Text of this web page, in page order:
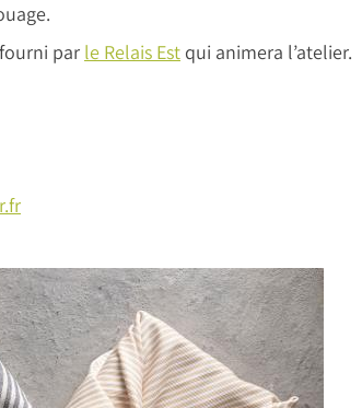
par le Relais Est qui animera l’atelier.